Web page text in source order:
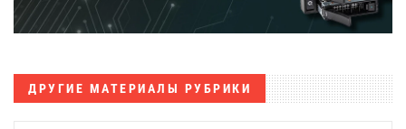
ДРУГИЕ МАТЕРИАЛЫ РУБРИКИ